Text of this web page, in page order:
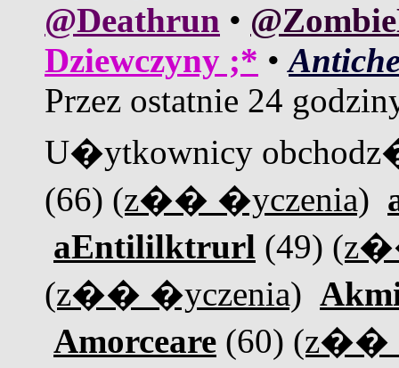
@Deathrun •
Dziewczyny ;* •
Przez ostatnie 24
U�ytkownicy
(66) (z�� �yczenia)
aEntililktrurl (49)
(z�� �yczenia)
Amorceare (60) (z��